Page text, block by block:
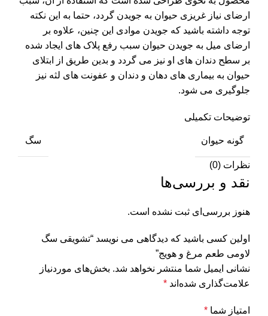
ارضای نیاز غریزی حیوان به جویدن گردد، حتما به این نکته
توجه داشته باشید که جویدن موادی این چنین، علاوه بر
ارضای میل به جویدن حیوان سبب رفع پلاک های ایجاد شده
بر سطح دندان های او نیز می گردد و بدین طریق از ابتلای
حیوان به بیماری های دهان و دندان و عفونت های لثه نیز
جلوگیری می شود.
توضیحات تکمیلی
گونه حیوان سگ
نظرات (0)
نقد و بررسی‌ها
هنوز بررسی‌ای ثبت نشده است.
اولین کسی باشید که دیدگاهی می نویسد “تشویقی سگ
لاومی طعم مرغ و هویج”
نشانی ایمیل شما منتشر نخواهد شد. بخش‌های موردنیاز
علامت‌گذاری شده‌اند *
امتیاز شما *